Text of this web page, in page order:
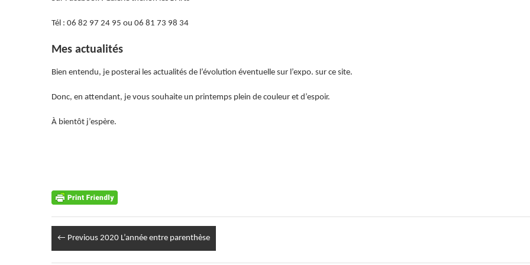
Tél : 06 82 97 24 95 ou 06 81 73 98 34
Mes actualités
Bien entendu, je posterai les actualités de l’évolution éventuelle sur l’expo. sur ce site.
Donc, en attendant, je vous souhaite un printemps plein de couleur et d’espoir.
À bientôt j’espère.
← Previous 2020 L’année entre parenthèse